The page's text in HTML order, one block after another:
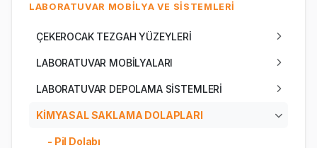
LABORATUVAR MOBİLYA VE SİSTEMLERİ
ÇEKEROCAK TEZGAH YÜZEYLERİ
LABORATUVAR MOBİLYALARI
LABORATUVAR DEPOLAMA SİSTEMLERİ
KİMYASAL SAKLAMA DOLAPLARI
- Pil Dolabı